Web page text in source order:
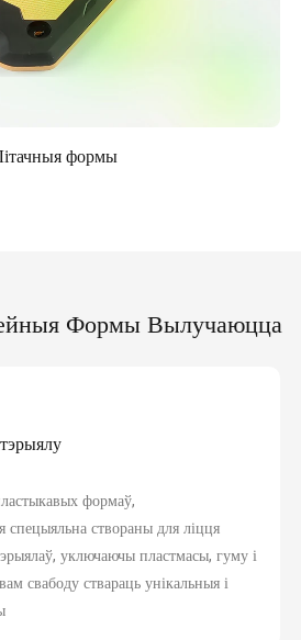
формы
Формы Вылучаюцца
формаў,
створаны для ліцця
уключаючы пластмасы, гуму і
свабоду ствараць унікальныя і